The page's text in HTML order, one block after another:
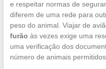
e respeitar normas de
diferem de uma rede para
peso do animal. Viajar de
furão às vezes exige uma
uma verificação dos
número de animais